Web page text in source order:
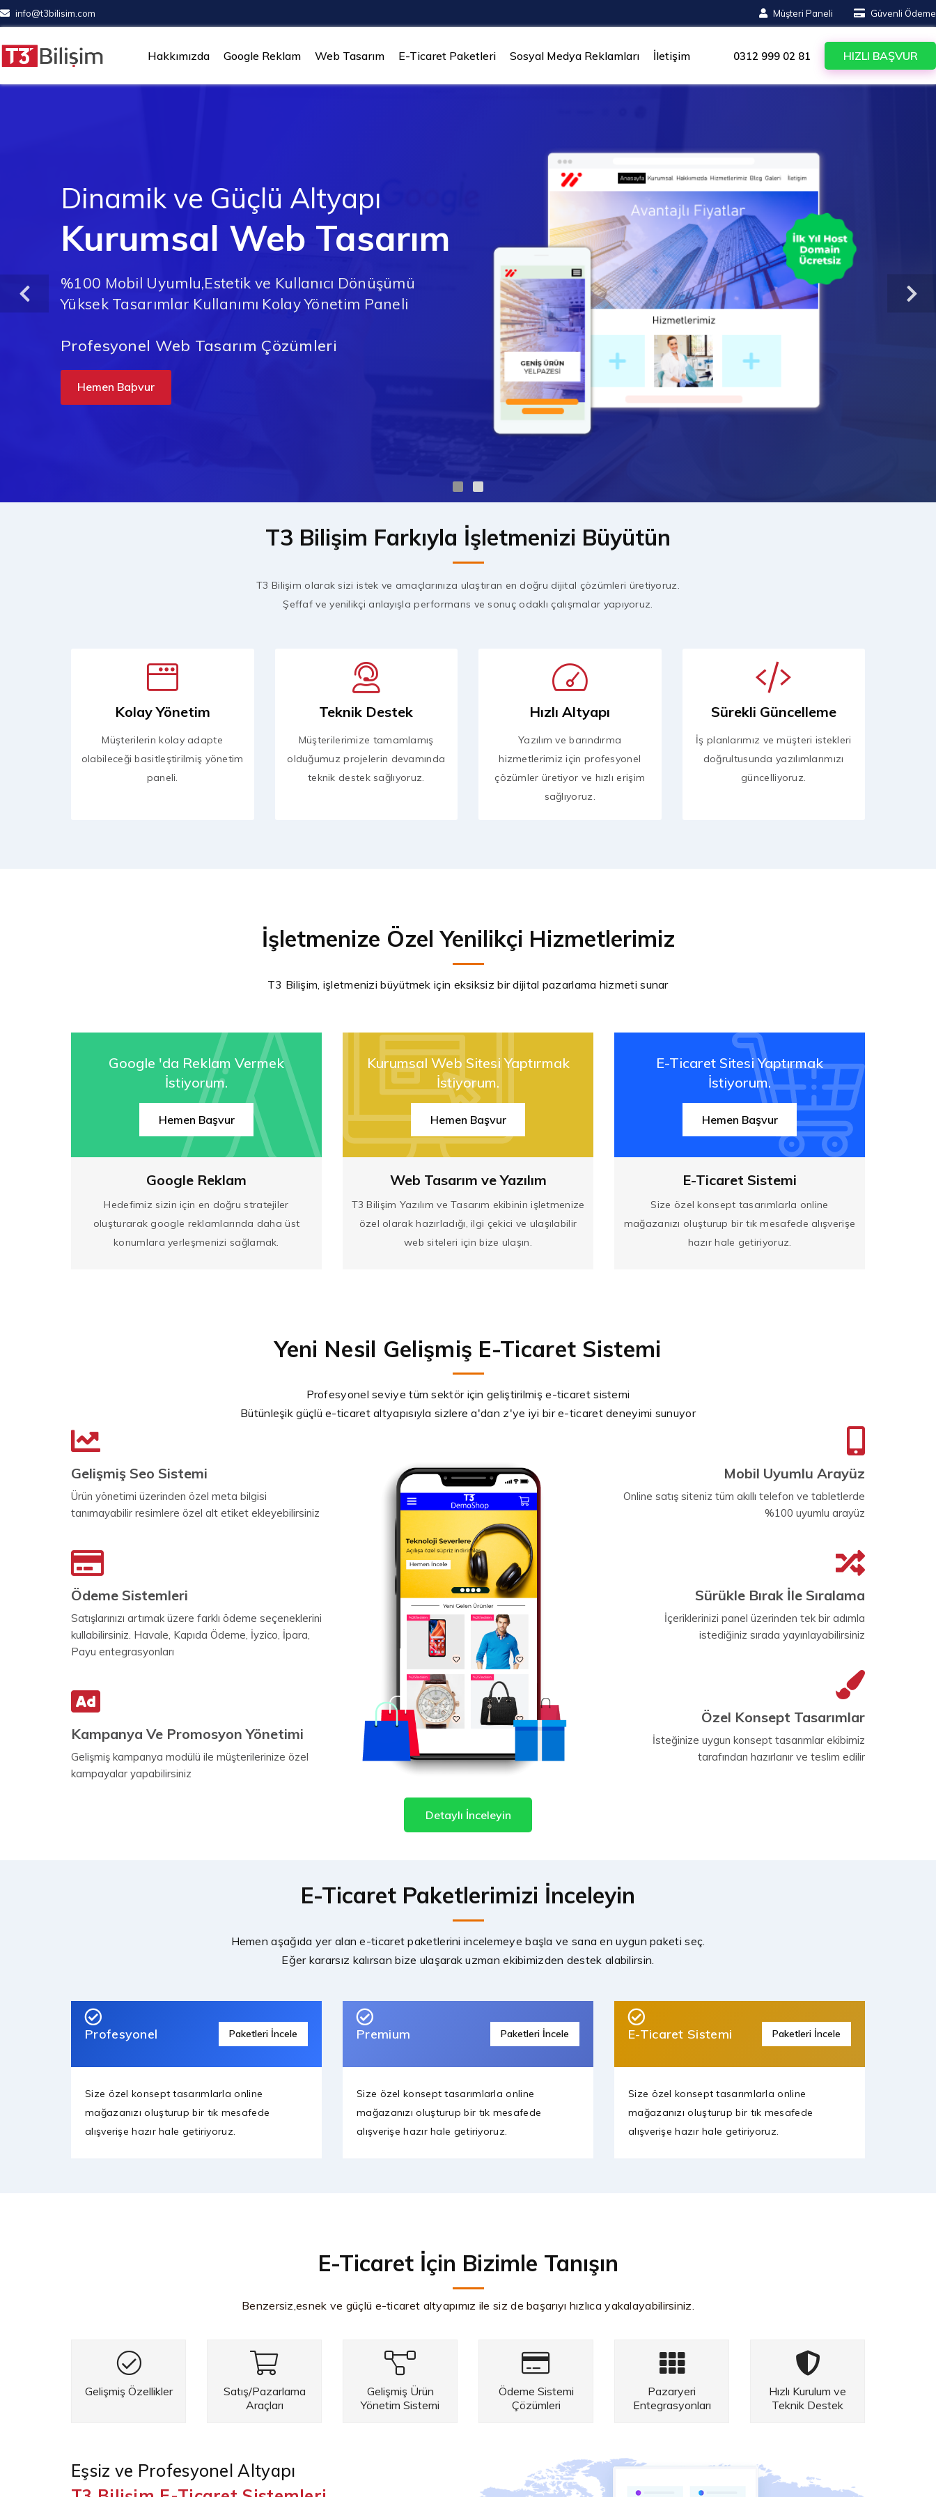
info@t3bilisim.com Müşteri Paneli Güvenli Ödeme
Hakkımızda Google Reklam Web Tasarım E-Ticaret Paketleri Sosyal Medya Reklamları İletişim 0312 999 02 81 HIZLI BAŞVUR
Dinamik ve Güçlü Altyapı
Kurumsal Web Tasarım
%100 Mobil Uyumlu,Estetik ve Kullanıcı Dönüşümü
Yüksek Tasarımlar Kullanımı Kolay Yönetim Paneli
Profesyonel Web Tasarım Çözümleri
Hemen Baþvur
T3 Bilişim Farkıyla İşletmenizi Büyütün
T3 Bilişim olarak sizi istek ve amaçlarınıza ulaştıran en doğru dijital çözümleri üretiyoruz.
Şeffaf ve yenilikçi anlayışla performans ve sonuç odaklı çalışmalar yapıyoruz.
Kolay Yönetim
Müşterilerin kolay adapte
olabileceği basitleştirilmiş yönetim
paneli.
Teknik Destek
Müşterilerimize tamamlamış
olduğumuz projelerin devamında
teknik destek sağlıyoruz.
Hızlı Altyapı
Yazılım ve barındırma
hizmetlerimiz için profesyonel
çözümler üretiyor ve hızlı erişim
sağlıyoruz.
Sürekli Güncelleme
İş planlarımız ve müşteri istekleri
doğrultusunda yazılımlarımızı
güncelliyoruz.
İşletmenize Özel Yenilikçi Hizmetlerimiz
T3 Bilişim, işletmenizi büyütmek için eksiksiz bir dijital pazarlama hizmeti sunar
Google 'da Reklam Vermek
İstiyorum.
Hemen Başvur
Google Reklam
Hedefimiz sizin için en doğru stratejiler
oluşturarak google reklamlarında daha üst
konumlara yerleşmenizi sağlamak.
Kurumsal Web Sitesi Yaptırmak
İstiyorum.
Hemen Başvur
Web Tasarım ve Yazılım
T3 Bilişim Yazılım ve Tasarım ekibinin işletmenize
özel olarak hazırladığı, ilgi çekici ve ulaşılabilir
web siteleri için bize ulaşın.
E-Ticaret Sitesi Yaptırmak
İstiyorum.
Hemen Başvur
E-Ticaret Sistemi
Size özel konsept tasarımlarla online
mağazanızı oluşturup bir tık mesafede alışverişe
hazır hale getiriyoruz.
Yeni Nesil Gelişmiş E-Ticaret Sistemi
Profesyonel seviye tüm sektör için geliştirilmiş e-ticaret sistemi
Bütünleşik güçlü e-ticaret altyapısıyla sizlere a'dan z'ye iyi bir e-ticaret deneyimi sunuyor
Gelişmiş Seo Sistemi
Ürün yönetimi üzerinden özel meta bilgisi
tanımayabilir resimlere özel alt etiket ekleyebilirsiniz
Ödeme Sistemleri
Satışlarınızı artımak üzere farklı ödeme seçeneklerini
kullabilirsiniz. Havale, Kapıda Ödeme, İyzico, İpara,
Payu entegrasyonları
Kampanya Ve Promosyon Yönetimi
Gelişmiş kampanya modülü ile müşterilerinize özel
kampayalar yapabilirsiniz
Detaylı İnceleyin
Mobil Uyumlu Arayüz
Online satış siteniz tüm akıllı telefon ve tabletlerde
%100 uyumlu arayüz
Sürükle Bırak İle Sıralama
İçeriklerinizi panel üzerinden tek bir adımla
istediğiniz sırada yayınlayabilirsiniz
Özel Konsept Tasarımlar
İsteğinize uygun konsept tasarımlar ekibimiz
tarafından hazırlanır ve teslim edilir
E-Ticaret Paketlerimizi İnceleyin
Hemen aşağıda yer alan e-ticaret paketlerini incelemeye başla ve sana en uygun paketi seç.
Eğer kararsız kalırsan bize ulaşarak uzman ekibimizden destek alabilirsin.
Profesyonel Paketleri İncele
Size özel konsept tasarımlarla online
mağazanızı oluşturup bir tık mesafede
alışverişe hazır hale getiriyoruz.
Premium Paketleri İncele
Size özel konsept tasarımlarla online
mağazanızı oluşturup bir tık mesafede
alışverişe hazır hale getiriyoruz.
E-Ticaret Sistemi Paketleri İncele
Size özel konsept tasarımlarla online
mağazanızı oluşturup bir tık mesafede
alışverişe hazır hale getiriyoruz.
E-Ticaret İçin Bizimle Tanışın
Benzersiz,esnek ve güçlü e-ticaret altyapımız ile siz de başarıyı hızlıca yakalayabilirsiniz.
Gelişmiş Özellikler
Satış/Pazarlama
Araçları
Gelişmiş Ürün
Yönetim Sistemi
Ödeme Sistemi
Çözümleri
Pazaryeri
Entegrasyonları
Hızlı Kurulum ve
Teknik Destek
Eşsiz ve Profesyonel Altyapı